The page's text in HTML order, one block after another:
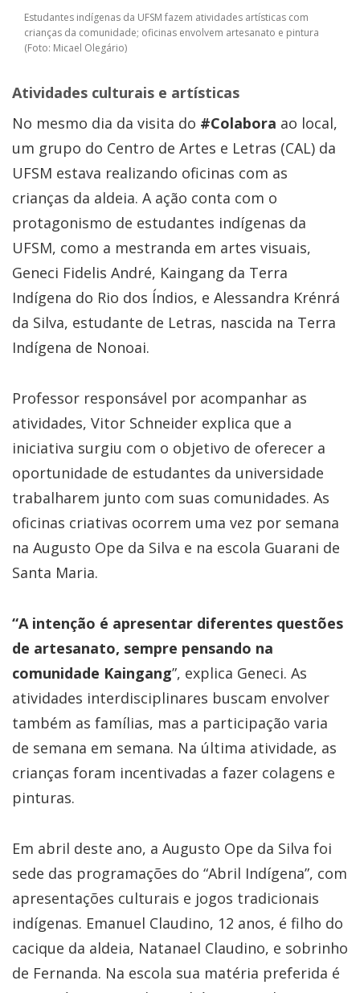
Estudantes indígenas da UFSM fazem atividades artísticas com
crianças da comunidade; oficinas envolvem artesanato e pintura
(Foto: Micael Olegário)
Atividades culturais e artísticas
No mesmo dia da visita do #Colabora ao local,
um grupo do Centro de Artes e Letras (CAL) da
UFSM estava realizando oficinas com as
crianças da aldeia. A ação conta com o
protagonismo de estudantes indígenas da
UFSM, como a mestranda em artes visuais,
Geneci Fidelis André, Kaingang da Terra
Indígena do Rio dos Índios, e Alessandra Krénrá
da Silva, estudante de Letras, nascida na Terra
Indígena de Nonoai.
Professor responsável por acompanhar as
atividades, Vitor Schneider explica que a
iniciativa surgiu com o objetivo de oferecer a
oportunidade de estudantes da universidade
trabalharem junto com suas comunidades. As
oficinas criativas ocorrem uma vez por semana
na Augusto Ope da Silva e na escola Guarani de
Santa Maria.
“A intenção é apresentar diferentes questões
de artesanato, sempre pensando na
comunidade Kaingang”, explica Geneci. As
atividades interdisciplinares buscam envolver
também as famílias, mas a participação varia
de semana em semana. Na última atividade, as
crianças foram incentivadas a fazer colagens e
pinturas.
Em abril deste ano, a Augusto Ope da Silva foi
sede das programações do “Abril Indígena”, com
apresentações culturais e jogos tradicionais
indígenas. Emanuel Claudino, 12 anos, é filho do
cacique da aldeia, Natanael Claudino, e sobrinho
de Fernanda. Na escola sua matéria preferida é